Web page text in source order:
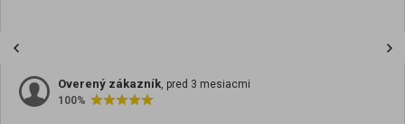
Overený zákazník, pred 3 mesiacmi
100%